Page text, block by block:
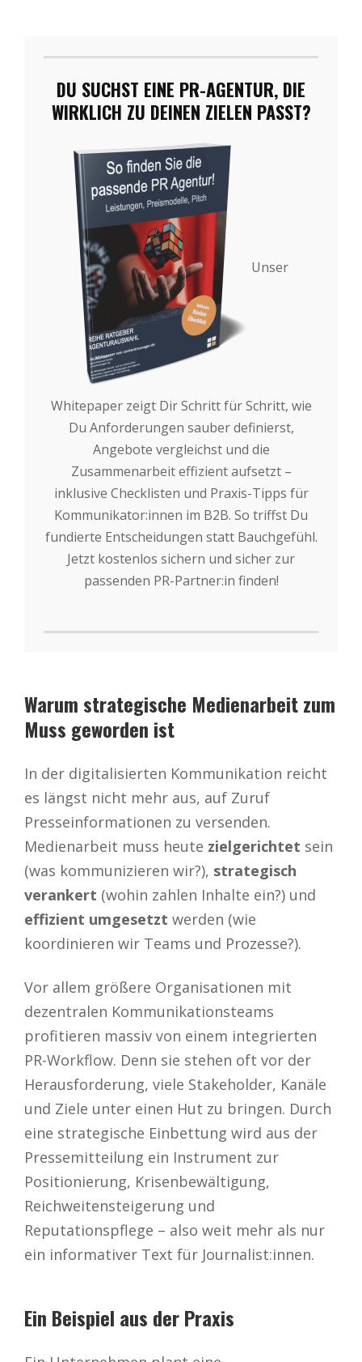
DU SUCHST EINE PR-AGENTUR, DIE
WIRKLICH ZU DEINEN ZIELEN PASST?
Unser
Whitepaper zeigt Dir Schritt für Schritt, wie
Du Anforderungen sauber definierst,
Angebote vergleichst und die
Zusammenarbeit effizient aufsetzt –
inklusive Checklisten und Praxis-Tipps für
Kommunikator:innen im B2B. So triffst Du
fundierte Entscheidungen statt Bauchgefühl.
Jetzt kostenlos sichern und sicher zur
passenden PR-Partner:in finden!
Warum strategische Medienarbeit zum
Muss geworden ist
In der digitalisierten Kommunikation reicht
es längst nicht mehr aus, auf Zuruf
Presseinformationen zu versenden.
Medienarbeit muss heute zielgerichtet sein
(was kommunizieren wir?), strategisch
verankert (wohin zahlen Inhalte ein?) und
effizient umgesetzt werden (wie
koordinieren wir Teams und Prozesse?).
Vor allem größere Organisationen mit
dezentralen Kommunikationsteams
profitieren massiv von einem integrierten
PR-Workflow. Denn sie stehen oft vor der
Herausforderung, viele Stakeholder, Kanäle
und Ziele unter einen Hut zu bringen. Durch
eine strategische Einbettung wird aus der
Pressemitteilung ein Instrument zur
Positionierung, Krisenbewältigung,
Reichweitensteigerung und
Reputationspflege – also weit mehr als nur
ein informativer Text für Journalist:innen.
Ein Beispiel aus der Praxis